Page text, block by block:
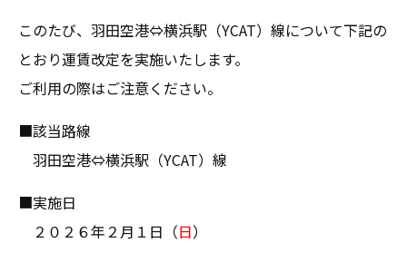
このたび、羽田空港⇔横浜駅（YCAT）線について下記の
とおり運賃改定を実施いたします。
ご利用の際はご注意ください。
■該当路線
羽田空港⇔横浜駅（YCAT）線
■実施日
２０２６年２月１日（日）